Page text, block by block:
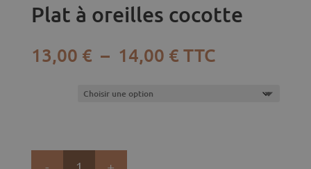
Plat à oreilles cocotte
13,00 € – 14,00 €Plage
TTC